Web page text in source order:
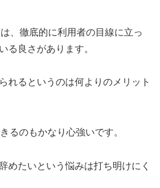
、徹底的に利用者の目線に立っ
る良さがあります。
れるというのは何よりのメリット
るのもかなり心強いです。
めたいという悩みは打ち明けにく